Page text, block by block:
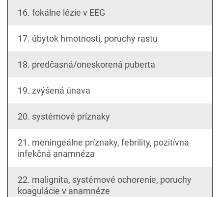
16. fokálne lézie v EEG
17. úbytok hmotnosti, poruchy rastu
18. predčasná/oneskorená puberta
19. zvýšená únava
20. systémové príznaky
21. meningeálne príznaky, febrility, pozitívna
infekčná anamnéza
22. malignita, systémové ochorenie, poruchy
koagulácie v anamnéze